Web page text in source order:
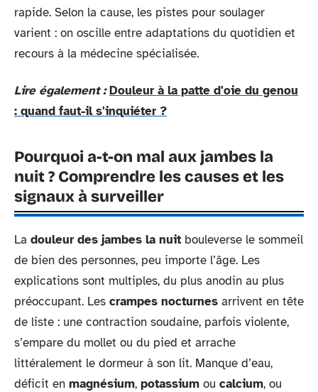
rapide. Selon la cause, les pistes pour soulager
varient : on oscille entre adaptations du quotidien et
recours à la médecine spécialisée.
Lire également : Douleur à la patte d'oie du genou
: quand faut-il s'inquiéter ?
Pourquoi a-t-on mal aux jambes la
nuit ? Comprendre les causes et les
signaux à surveiller
La douleur des jambes la nuit bouleverse le sommeil
de bien des personnes, peu importe l’âge. Les
explications sont multiples, du plus anodin au plus
préoccupant. Les crampes nocturnes arrivent en tête
de liste : une contraction soudaine, parfois violente,
s’empare du mollet ou du pied et arrache
littéralement le dormeur à son lit. Manque d’eau,
déficit en magnésium, potassium ou calcium, ou